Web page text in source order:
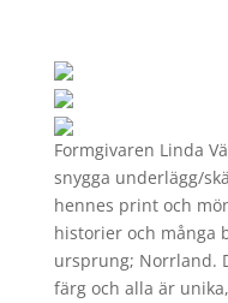
Formgivaren Linda
snygga underlägg/
hennes print och
historier och många
ursprung; Norrland.
färg och alla är